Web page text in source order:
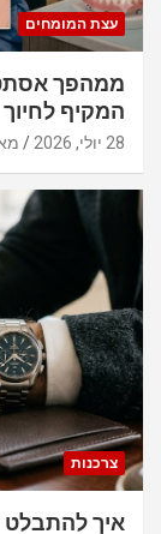
עצת המומחים
ממהפך
המקיף
28 יולי, 2026
צרכנות
איך להתבלט